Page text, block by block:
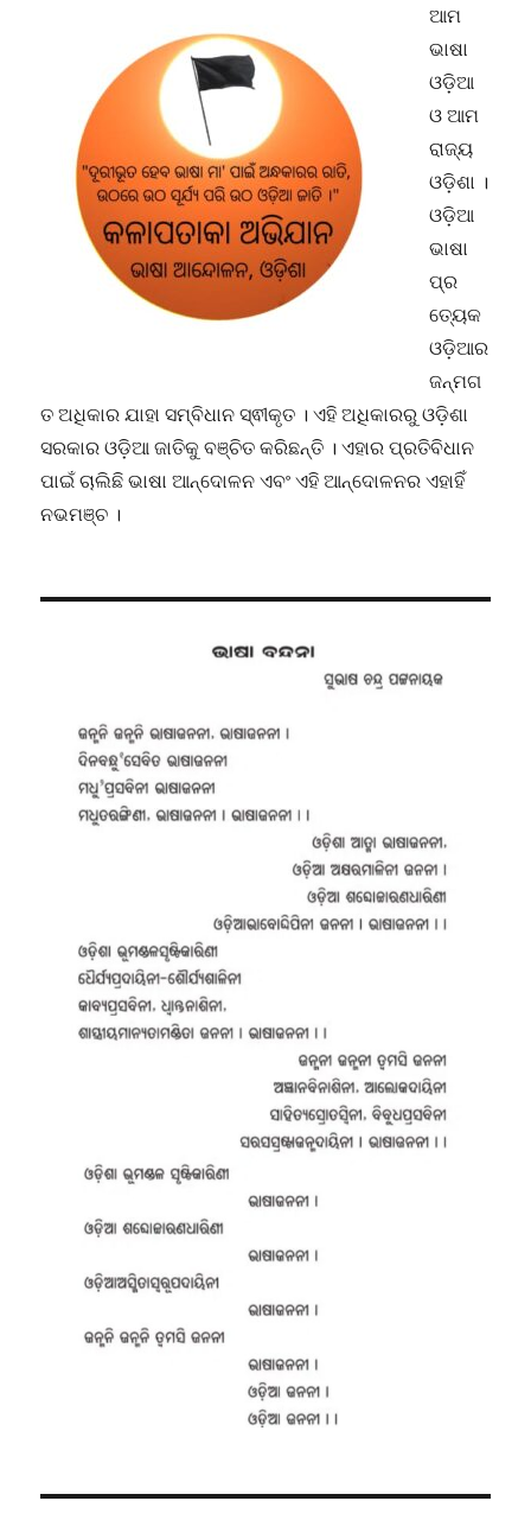
ଆମ
ଭାଷା
ଓଡ଼ିଆ
ଓ ଆମ
ରାଜ୍ୟ
ଓଡ଼ିଶା ।
ଓଡ଼ିଆ
ଭାଷା
ପ୍ର
ତ୍ୟେକ
ଓଡ଼ିଆର
ଜନ୍ମଗ
ତ ଅଧିକାର ଯାହା ସମ୍ବିଧାନ ସ୍ଵୀକୃତ । ଏହି ଅଧିକାରରୁ ଓଡ଼ିଶା
ସରକାର ଓଡ଼ିଆ ଜାତିକୁ ବଞ୍ଚିତ କରିଛନ୍ତି । ଏହାର ପ୍ରତିବିଧାନ
ପାଇଁ ଚାଲିଛି ଭାଷା ଆନ୍ଦୋଳନ ଏବଂ ଏହି ଆନ୍ଦୋଳନର ଏହାହିଁ
ନଭମଞ୍ଚ ।